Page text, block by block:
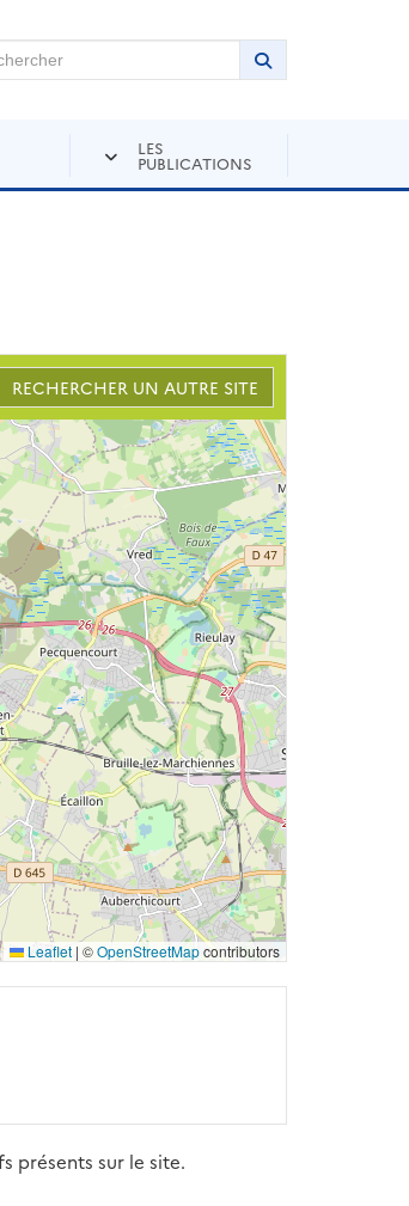
Andra Inventaire Rechercher
Lancer la
LES
PUBLICATIONS
RECHERCHER UN AUTRE SITE
Leaflet | ©OpenStreetMapcontributors
présents sur le site.